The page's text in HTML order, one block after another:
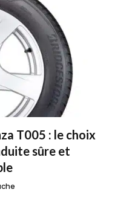
T005 : le choix
sûre et